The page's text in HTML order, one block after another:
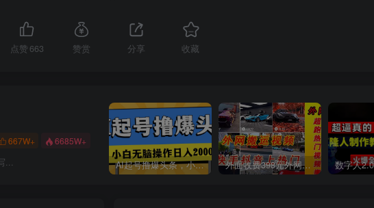
点赞 663 赞赏 分享 收藏
667W+ 6685W+
... AI起号撸爆头条，小白也能操作，日入2000+ 外面收费398元外网超跑豪车汽车视频搬运至快手抖音上热门项目